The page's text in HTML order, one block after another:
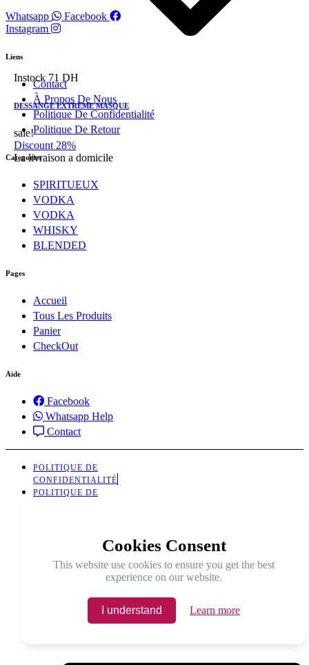
Cookies Consent
This website use cookies to ensure you get the best
experience on our website.
I understand Learn more
Instock 71 DH
DESSANGE EXTREME MASQUE
sale!
Discount 28%
La livraison a domicile
Whatsapp
Facebook
Instagram
Liens
Contact
À Propos De Nous
Politique De Confidentialité
Politique De Retour
Categories
SPIRITUEUX
VODKA
VODKA
WHISKY
BLENDED
Pages
Accueil
Tous Les Produits
Panier
CheckOut
Aide
Facebook
Whatsapp Help
Contact
POLITIQUE DE
CONFIDENTIALITÉ
POLITIQUE DE